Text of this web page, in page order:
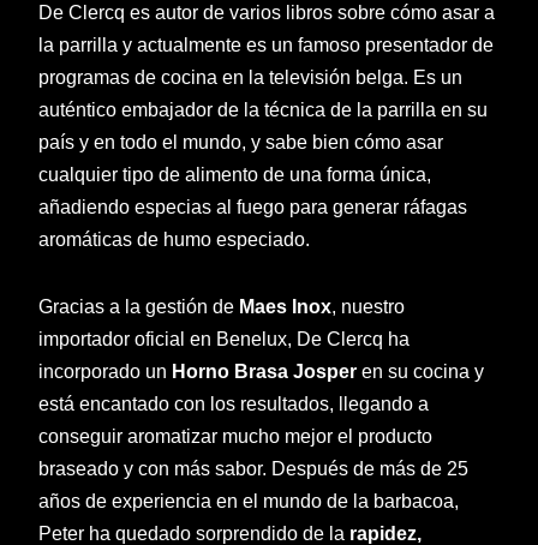
De Clercq es autor de varios libros sobre cómo asar a
la parrilla y actualmente es un famoso presentador de
programas de cocina en la televisión belga. Es un
auténtico embajador de la técnica de la parrilla en su
país y en todo el mundo, y sabe bien cómo asar
cualquier tipo de alimento de una forma única,
añadiendo especias al fuego para generar ráfagas
aromáticas de humo especiado.
Gracias a la gestión de Maes Inox, nuestro
importador oficial en Benelux, De Clercq ha
incorporado un Horno Brasa Josper en su cocina y
está encantado con los resultados, llegando a
conseguir aromatizar mucho mejor el producto
braseado y con más sabor. Después de más de 25
años de experiencia en el mundo de la barbacoa,
Peter ha quedado sorprendido de la rapidez,